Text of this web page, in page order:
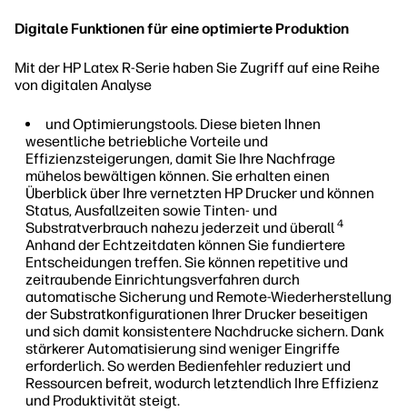
Digitale Funktionen für eine optimierte Produktion
Mit der HP Latex R-Serie haben Sie Zugriff auf eine Reihe
von digitalen Analyse
und Optimierungstools. Diese bieten Ihnen
wesentliche betriebliche Vorteile und
Effizienzsteigerungen, damit Sie Ihre Nachfrage
mühelos bewältigen können. Sie erhalten einen
Überblick über Ihre vernetzten HP Drucker und können
Status, Ausfallzeiten sowie Tinten- und
Substratverbrauch nahezu jederzeit und überall 4
Anhand der Echtzeitdaten können Sie fundiertere
Entscheidungen treffen. Sie können repetitive und
zeitraubende Einrichtungsverfahren durch
automatische Sicherung und Remote-Wiederherstellung
der Substratkonfigurationen Ihrer Drucker beseitigen
und sich damit konsistentere Nachdrucke sichern. Dank
stärkerer Automatisierung sind weniger Eingriffe
erforderlich. So werden Bedienfehler reduziert und
Ressourcen befreit, wodurch letztendlich Ihre Effizienz
und Produktivität steigt.